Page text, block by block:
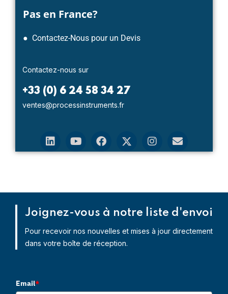
Pas en France?
● Contactez-Nous pour un Devis
Contactez-nous sur
+33 (0) 6 24 58 34 27
ventes@processinstruments.fr
Joignez-vous à notre liste d'envoi
Pour recevoir nos nouvelles et mises à jour directement
dans votre boîte de réception.
Email*